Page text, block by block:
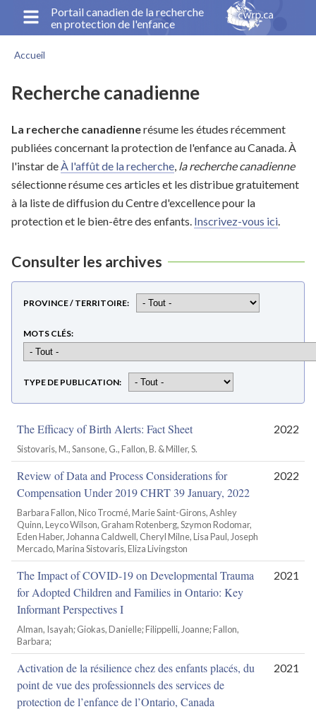
principal
Portail canadien de la recherche
en protection de l'enfance
d'Ariane
Accueil
Recherche canadienne
La recherche canadiennerésume les études récemment
publiées concernant la protection de l'enfance au Canada. À
l'instar deÀ l'affût de la recherche, la recherche canadienne
sélectionne résume ces articles et les distribue gratuitement
à la liste de diffusion du Centre d'excellence pour la
protection et le bien-être des enfants. Inscrivez-vous ici.
Consulter les archives
PROVINCE / TERRITOIRE
MOTS CLÉS
TYPE DE PUBLICATION
The Efficacy of Birth Alerts: Fact Sheet
Sistovaris, M., Sansone, G., Fallon, B. & Miller, S.
2022
Review of Data and Process Considerations for
Compensation Under 2019 CHRT 39 January, 2022
Barbara Fallon, Nico Trocmé, Marie Saint-Girons, Ashley
Quinn, Leyco Wilson, Graham Rotenberg, Szymon Rodomar,
Eden Haber, Johanna Caldwell, Cheryl Milne, Lisa Paul, Joseph
Mercado, Marina Sistovaris, Eliza Livingston
2022
The Impact of COVID-19 on Developmental Trauma
for Adopted Children and Families in Ontario: Key
Informant Perspectives I
Alman, Isayah; Giokas, Danielle; Filippelli, Joanne; Fallon,
Barbara;
2021
Activation de la résilience chez des enfants placés, du
point de vue des professionnels des services de
protection de l’enfance de l’Ontario, Canada
2021